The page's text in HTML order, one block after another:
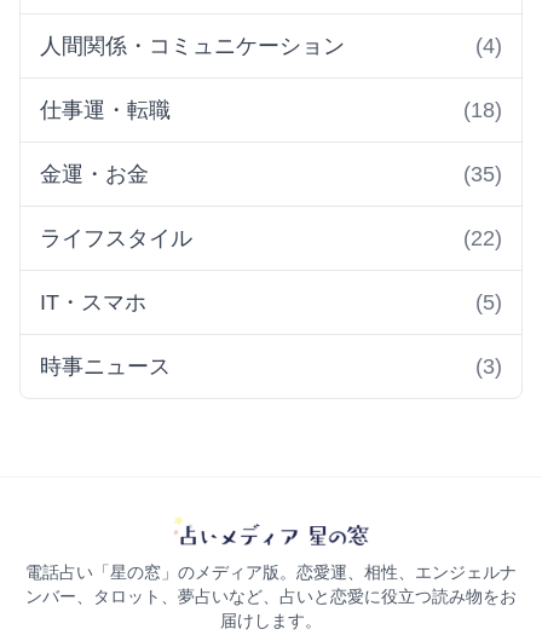
人間関係・コミュニケーション (4)
仕事運・転職 (18)
金運・お金 (35)
ライフスタイル (22)
IT・スマホ (5)
時事ニュース (3)
電話占い「星の窓」のメディア版。恋愛運、相性、エンジェルナ
ンバー、タロット、夢占いなど、占いと恋愛に役立つ読み物をお
届けします。